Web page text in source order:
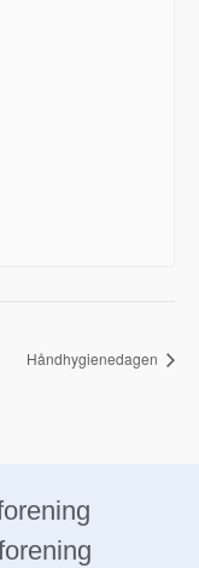
Håndhygienedagen